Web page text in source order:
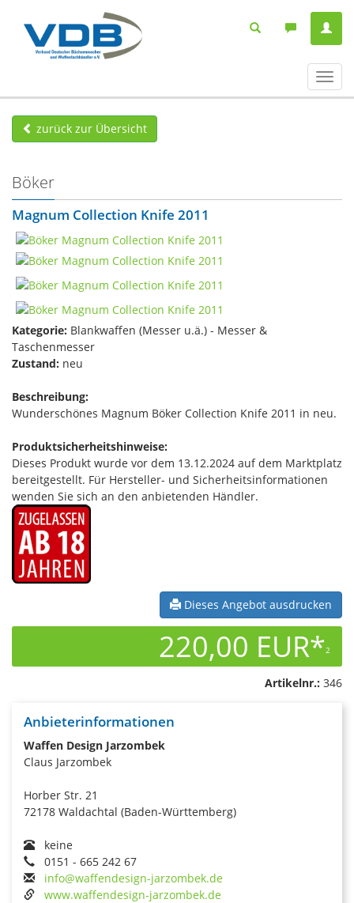
ein-/
zurück zur Übersicht
Böker
Magnum Collection Knife 2011
Kategorie: Blankwaffen (Messer u.ä.) - Messer &
Taschenmesser
Zustand: neu
Beschreibung:
Wunderschönes Magnum Böker Collection Knife 2011 in neu.
Produktsicherheitshinweise:
Dieses Produkt wurde vor dem 13.12.2024 auf dem Marktplatz
bereitgestellt. Für Hersteller- und Sicherheitsinformationen
wenden Sie sich an den anbietenden Händler.
Dieses Angebot ausdrucken
220,00 EUR*2
Artikelnr.: 346
Anbieterinformationen
Waffen Design Jarzombek
Claus Jarzombek
Horber Str. 21
72178 Waldachtal (Baden-Württemberg)
keine
0151 - 665 242 67
info@waffendesign-jarzombek.de
www.waffendesign-jarzombek.de